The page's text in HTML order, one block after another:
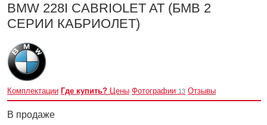
BMW 228I CABRIOLET AT (БМВ 2
СЕРИИ КАБРИОЛЕТ)
Комплектации Где купить? Цены Фотографии 13 Отзывы
В продаже